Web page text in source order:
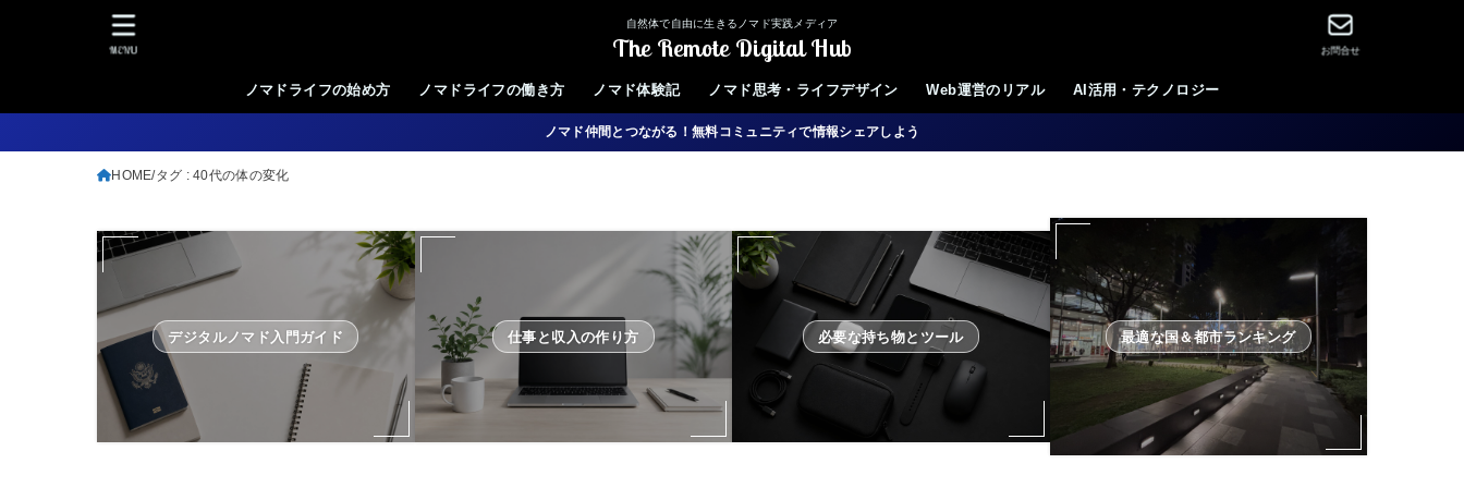
自然体で自由に生きるノマド実践メディア
The Remote Digital Hub
ノマドライフの始め方 ノマドライフの働き方 ノマド体験記 ノマド思考・ライフデザイン Web運営のリアル AI活用・テクノロジー
お問合せ
MENU
ノマド仲間とつながる！無料コミュニティで情報シェアしよう
HOME タグ : 40代の体の変化
デジタルノマド入門ガイド 仕事と収入の作り方 必要な持ち物とツール 最適な国＆都市ランキング